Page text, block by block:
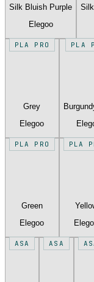
Silk Bluish Purple
Elegoo
PLA PRO
Grey
Elegoo
PLA
PLA PRO
Green
Elegoo
PLA
ASA ASA